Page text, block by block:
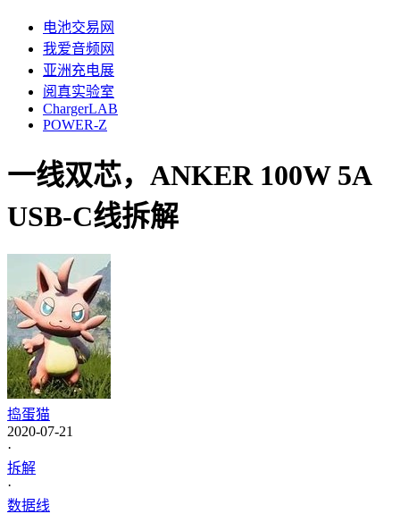
电池交易网
我爱音频网
亚洲充电展
阅真实验室
ChargerLAB
POWER-Z
一线双芯，ANKER 100W 5A
USB-C线拆解
捣蛋猫
2020-07-21
·
拆解
·
数据线